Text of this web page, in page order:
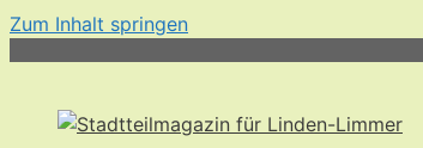
Zum Inhalt springen